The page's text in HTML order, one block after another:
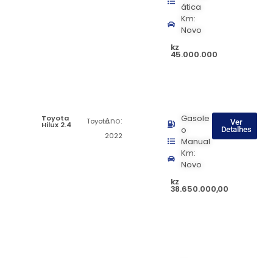
ática
Km:
Novo
kz
45.000.000
Toyota
Hilux 2.4 ToyotaAno:
2022
Gasole
o
Manual
Km:
Novo
kz
38.650.000,00
Ver
Detalhes